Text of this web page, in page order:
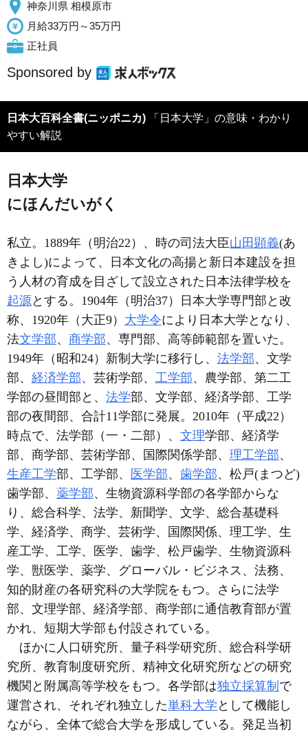
神奈川県 相模原市
月給33万円～35万円
正社員
Sponsored by
日本大百科全書(ニッポニカ)
やすい解説
日本大学
にほんだいがく
私立。1889年（明治22）、時の司法大臣山田顕義(あ
きよし)によって、日本文化の高揚と新日本建設を担
う人材の育成を目ざして設立された日本法律学校を
起源とする。1904年（明治37）日本大学専門部と改
称、1920年（大正9） 大学令により日本大学となり、
法文学部、 商学部、専門部、高等師範部を置いた。
1949年（昭和24）新制大学に移行し、 法学部、文学
部、 経済学部、芸術学部、 工学部、農学部、第二工
学部の昼間部と、 法学部、文学部、経済学部、工学
部の夜間部、合計11学部に発展。2010年（平成22）
時点で、法学部（一・二部）、 文理学部、経済学
部、商学部、芸術学部、国際関係学部、 理工学部、
生産工学部、工学部、 医学部、 歯学部、松戸(まつど)
歯学部、 薬学部、生物資源科学部の各学部からな
り、総合科学、法学、新聞学、文学、総合基礎科
学、経済学、商学、芸術学、国際関係、理工学、生
産工学、工学、医学、歯学、松戸歯学、生物資源科
学、獣医学、薬学、グローバル・ビジネス、法務、
知的財産の各研究科の大学院をもつ。さらに法学
部、文理学部、経済学部、商学部に通信教育部が置
かれ、短期大学部も付設されている。
ほかに人口研究所、量子科学研究所、総合科学研
究所、教育制度研究所、精神文化研究所などの研究
機関と附属高等学校をもつ。各学部は独立採算制 で
運営され、それぞれ独立した単科大学 として機能し
ながら、全体で総合大学を形成している。発足当初